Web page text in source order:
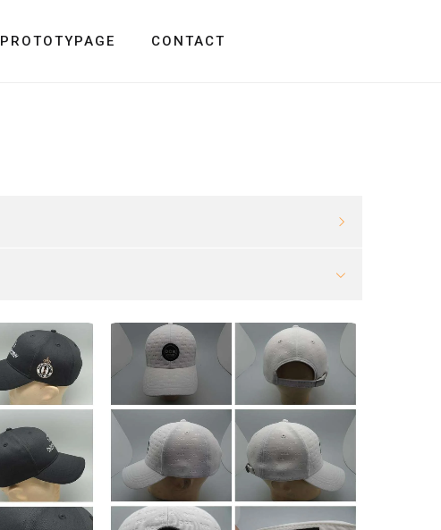
PROTOTYPAGE CONTACT